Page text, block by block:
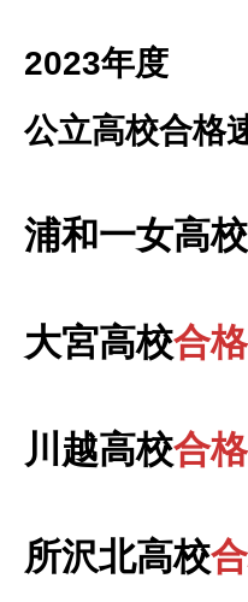
2023年度
公立高校合格
浦和一女高校
大宮高校合格
川越高校合格
所沢北高校